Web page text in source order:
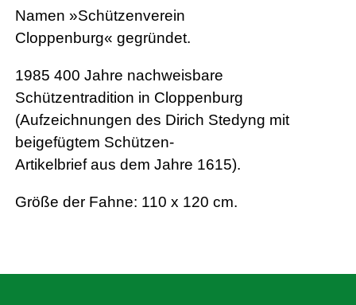
Namen »Schützenverein
Cloppenburg« gegründet.
1985 400 Jahre nachweisbare
Schützentradition in Cloppenburg
(Aufzeichnungen des Dirich Stedyng mit
beigefügtem Schützen-
Artikelbrief aus dem Jahre 1615).
Größe der Fahne: 110 x 120 cm.